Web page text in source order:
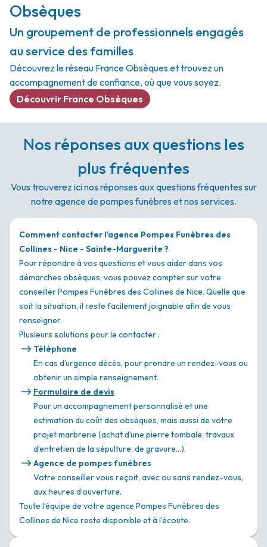
Obsèques
Un groupement de professionnels engagés
au service des familles
Découvrez le réseau France Obsèques et trouvez un
accompagnement de confiance, où que vous soyez.
Découvrir France Obsèques
Nos réponses aux questions les
plus fréquentes
Vous trouverez ici nos réponses aux questions fréquentes sur
notre agence de pompes funèbres et nos services.
Comment contacter l'agence Pompes Funèbres des
Collines - Nice - Sainte-Marguerite ?
Pour répondre à vos questions et vous aider dans vos
démarches obsèques, vous pouvez compter sur votre
conseiller Pompes Funèbres des Collines de Nice. Quelle que
soit la situation, il reste facilement joignable afin de vous
renseigner.
Plusieurs solutions pour le contacter :
Téléphone
En cas d’urgence décès, pour prendre un rendez-vous ou
obtenir un simple renseignement.
Formulaire de devis
Pour un accompagnement personnalisé et une
estimation du coût des obsèques, mais aussi de votre
projet marbrerie (achat d’une pierre tombale, travaux
d’entretien de la sépulture, de gravure…).
Agence de pompes funèbres
Votre conseiller vous reçoit, avec ou sans rendez-vous,
aux heures d’ouverture.
Toute l’équipe de votre agence Pompes Funèbres des
Collines de Nice reste disponible et à l’écoute.